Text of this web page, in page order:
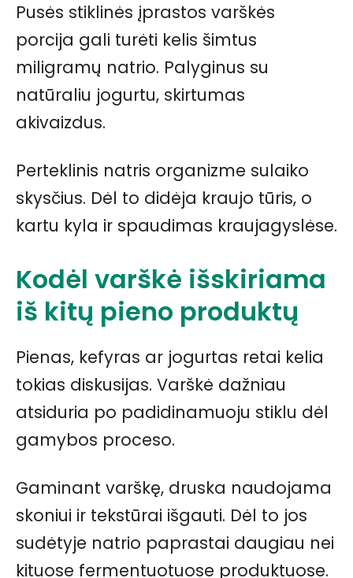
Pusės stiklinės įprastos varškės
porcija gali turėti kelis šimtus
miligramų natrio. Palyginus su
natūraliu jogurtu, skirtumas
akivaizdus.
Perteklinis natris organizme sulaiko
skysčius. Dėl to didėja kraujo tūris, o
kartu kyla ir spaudimas kraujagyslėse.
Kodėl varškė išskiriama
iš kitų pieno produktų
Pienas, kefyras ar jogurtas retai kelia
tokias diskusijas. Varškė dažniau
atsiduria po padidinamuoju stiklu dėl
gamybos proceso.
Gaminant varškę, druska naudojama
skoniui ir tekstūrai išgauti. Dėl to jos
sudėtyje natrio paprastai daugiau nei
kituose fermentuotuose produktuose.